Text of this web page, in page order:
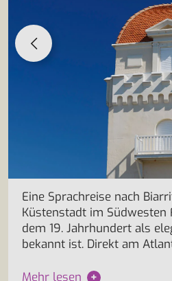
Eine Sprachreise nach
Küstenstadt im Südwesten
dem 19. Jahrhundert als
bekannt ist. Direkt am
Mehr lesen +